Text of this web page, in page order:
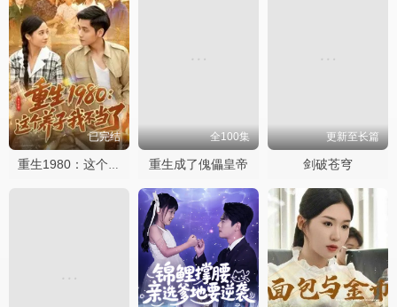
已完结
重生1980：这个养子我不当了
全100集
重生成了傀儡皇帝
更新至长篇
剑破苍穹